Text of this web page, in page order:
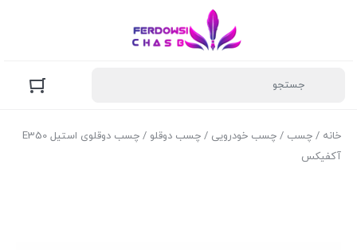
خانه / چسب / چسب خودرویی / چسب دوقلو
/ چسب دوقلوی استیل E350
آکفیکس